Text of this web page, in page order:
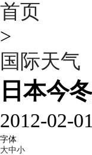
首页
>
国际天气
日本今
2012-02-
字体
大中小